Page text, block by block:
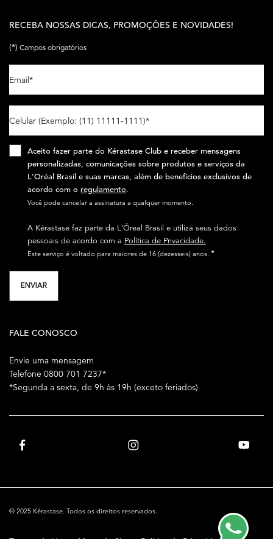
RECEBA NOSSAS DICAS, PROMOÇÕES E NOVIDADES!
(*) Campos obrigatórios
Email*
Celular (Exemplo: (11) 11111-1111)*
Aceito fazer parte do Kérastase Club e receber mensagens
personalizadas, comunicações sobre produtos e serviços da
L'Oréal Brasil e suas marcas, além de benefícios exclusivos de
acordo com o regulamento.​
Você pode cancelar a assinatura a qualquer momento.​
A Kérastase faz parte da L'Óreal Brasil e utiliza seus dados
pessoais de acordo com a Política de Privacidade.
Este serviço é voltado para maiores de 16 (dezesseis) anos. *
ENVIAR
FALE CONOSCO
Envie uma mensagem
Telefone 0800 701 7237*
*Segunda a sexta, de 9h às 19h (exceto feriados)
© 2025 Kérastase. Todos os direitos reservados.